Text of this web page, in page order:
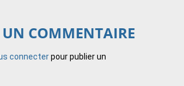
UN COMMENTAIRE
connecterpour publier un